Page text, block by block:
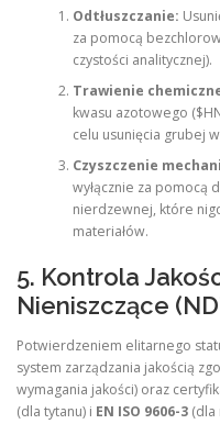
Odtłuszczanie:
za pomocą
czystości analitycznej).
Trawienie
kwasu azotowego
celu usunięcia grubej
Czyszczenie
wyłącznie za pomocą
nierdzewnej, które
materiałów.
5. Kontrola
Nieniszczące
Potwierdzeniem elitarnego
system zarządzania jakością
wymagania jakości) oraz
(dla tytanu) i EN ISO 9606-3 (dla